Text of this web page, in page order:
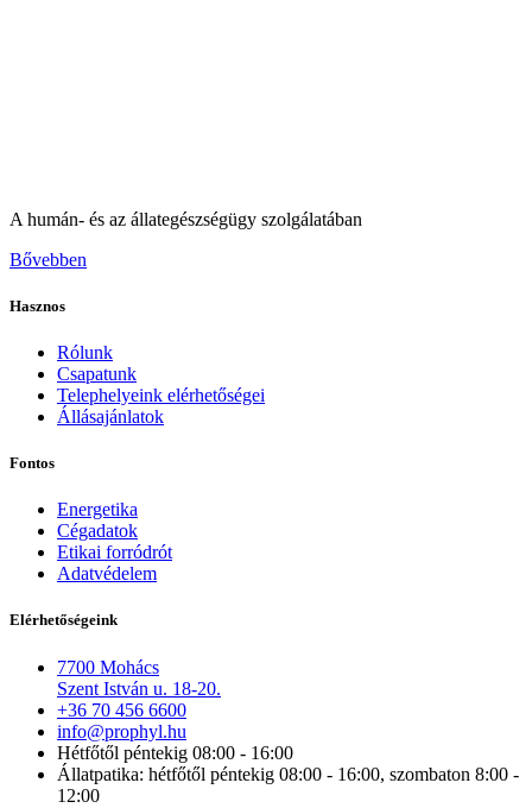
A humán- és az állategészségügy szolgálatában
Bővebben
Hasznos
Rólunk
Csapatunk
Telephelyeink elérhetőségei
Állásajánlatok
Fontos
Energetika
Cégadatok
Etikai forródrót
Adatvédelem
Elérhetőségeink
7700 Mohács
Szent István u. 18-20.
+36 70 456 6600
info@prophyl.hu
Hétfőtől péntekig 08:00 - 16:00
Állatpatika: hétfőtől péntekig 08:00 - 16:00, szombaton 8:00 -
12:00